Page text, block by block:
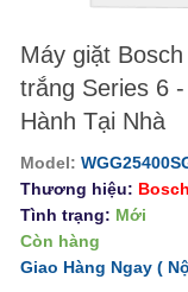
Máy giặt
trắng Series 6
Hành Tại Nhà
Model:
Thương hiệu: Bosch
Tình trạng: Mới
Còn hàng
Giao Hàng Ngay (